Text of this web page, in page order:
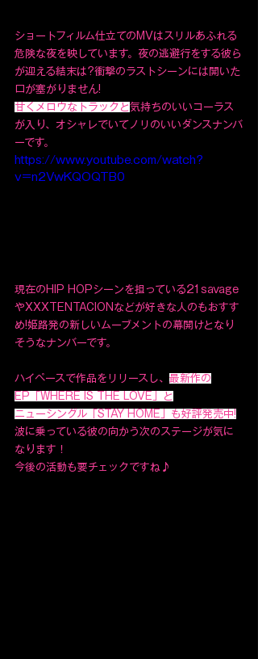
ショートフィルム仕立てのMVはスリルあふれる
危険な夜を映しています。夜の逃避行をする彼ら
が迎える結末は?衝撃のラストシーンには開いた
口が塞がりません!
甘くメロウなトラックと気持ちのいいコーラス
が入り、オシャレでいてノリのいいダンスナンバ
ーです。
https://www.youtube.com/watch?
v=n2VwKQOQTB0
現在のHIP HOPシーンを担っている21savage
やXXXTENTACIONなどが好きな人のもおすす
め!姫路発の新しいムーブメントの幕開けとなり
そうなナンバーです。
ハイペースで作品をリリースし、 最新作の
EP「WHERE IS THE LOVE」と
ニューシングル「STAY HOME」も好評発売中!
波に乗っている彼の向かう次のステージが気に
なります！
今後の活動も要チェックですね♪